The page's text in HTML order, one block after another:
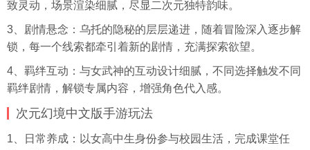
致灵动，场景渲染细腻，尽显二次元独特韵味。
3、剧情悬念：乌托的隐秘的层层递进，随着冒险深入逐步解
锁，每一个线索都牵引着新的剧情，充满探索欲望。
4、羁绊互动：与女武神的互动设计细腻，不同选择触发不同
羁绊剧情，解锁专属内容，增强角色代入感。
次元幻境中文版手游玩法
1、日常养成：以女高中生身份参与校园生活，完成课堂任